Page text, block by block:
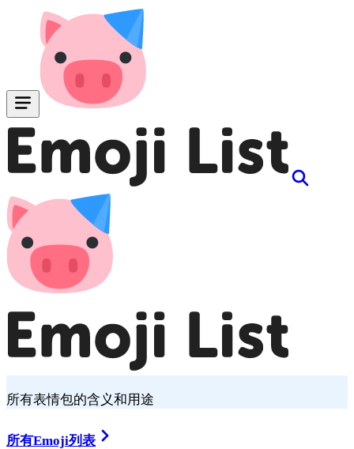
所有表情包的含义和用途
所有Emoji列表